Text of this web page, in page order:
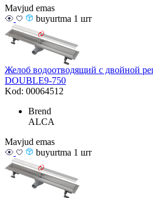
Mavjud emas
buyurtma 1 шт
Желоб водоотводящий с двойной
DOUBLE9-750
Kod: 00064512
Brend
ALCA
Mavjud emas
buyurtma 1 шт